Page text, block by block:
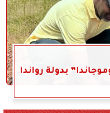
بدولة رواندا